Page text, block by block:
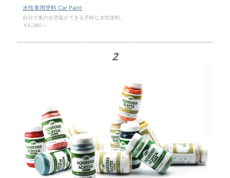
水性車用塗料 Car Paint
自分で車の全塗装ができる手軽な水性塗料。
￥6,380～
2